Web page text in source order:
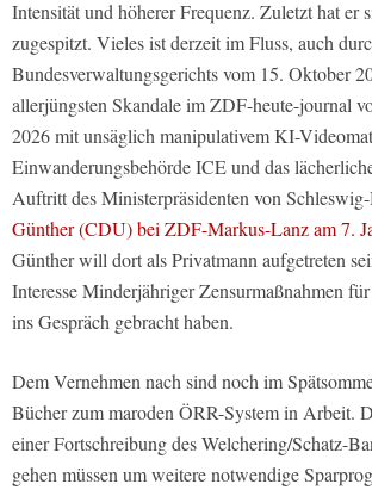
Intensität und höherer Frequenz. Zuletzt hat er
zugespitzt. Vieles ist derzeit im Fluss, auch
Bundesverwaltungsgerichts vom 15. Oktober
allerjüngsten Skandale im ZDF-heute-journal
2026 mit unsäglich manipulativem KI-
Einwanderungsbehörde ICE und das
Auftritt des Ministerpräsidenten von
Günther (CDU) bei ZDF-Markus-Lanz am 7.
Günther will dort als Privatmann aufgetreten
Interesse Minderjähriger Zensurmaßnahmen
ins Gespräch gebracht haben.
Dem Vernehmen nach sind noch im
Bücher zum maroden ÖRR-System in Arbeit.
einer Fortschreibung des Welchering/Schatz-
gehen müssen um weitere notwendige